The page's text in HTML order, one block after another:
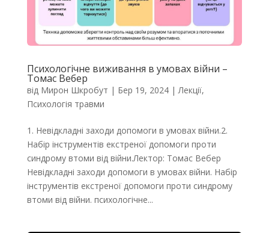
Психологічне виживання в умовах війни –
Томас Вебер
від Мирон Шкробут | Бер 19, 2024|Лекції,
Психологія травми
1. Невідкладні заходи допомоги в умовах війни.2.
Набір інструментів екстреної допомоги проти
синдрому втоми від війни.Лектор: Томас Вебер
Невідкладні заходи допомоги в умовах війни. Набір
інструментів екстреної допомоги проти синдрому
втоми від війни. психологічне...